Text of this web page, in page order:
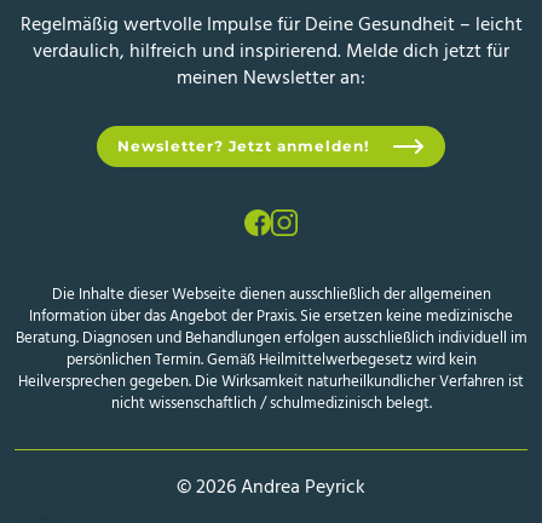
Regelmäßig wertvolle Impulse für Deine Gesundheit – leicht
verdaulich, hilfreich und inspirierend. Melde dich jetzt für
meinen Newsletter an:
Newsletter? Jetzt anmelden!
Die Inhalte dieser Webseite dienen ausschließlich der allgemeinen
Information über das Angebot der Praxis. Sie ersetzen keine medizinische
Beratung. Diagnosen und Behandlungen erfolgen ausschließlich individuell im
persönlichen Termin. Gemäß Heilmittelwerbegesetz wird kein
Heilversprechen gegeben. Die Wirksamkeit naturheilkundlicher Verfahren ist
nicht wissenschaftlich / schulmedizinisch belegt.
© 2026 Andrea Peyrick